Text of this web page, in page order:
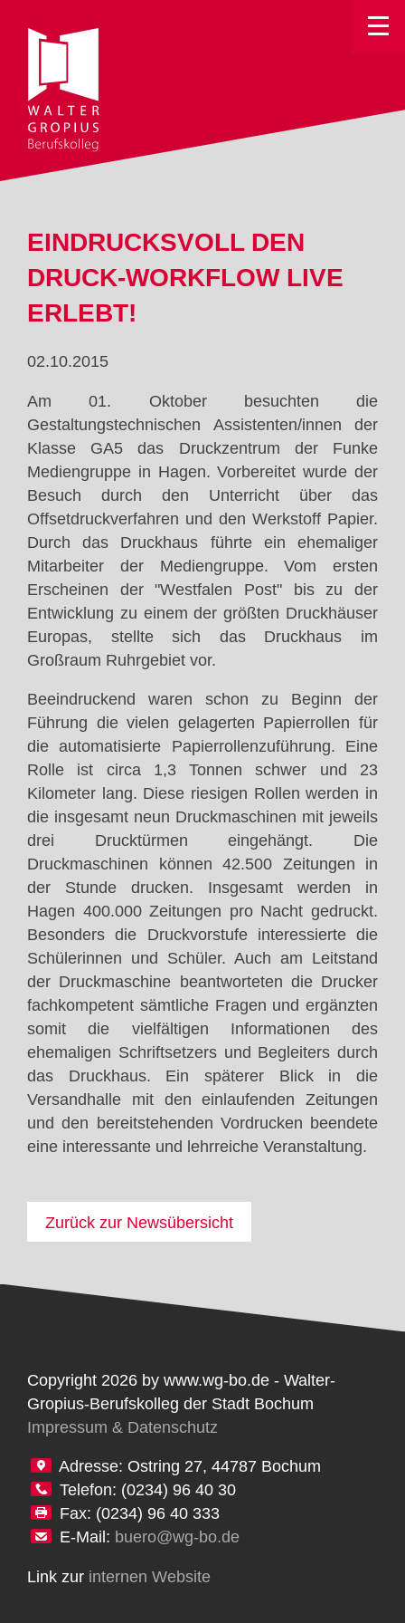
EINDRUCKSVOLL DEN
DRUCK-WORKFLOW LIVE
ERLEBT!
02.10.2015
Am 01. Oktober besuchten die
Gestaltungstechnischen Assistenten/innen der
Klasse GA5 das Druckzentrum der Funke
Mediengruppe in Hagen. Vorbereitet wurde der
Besuch durch den Unterricht über das
Offsetdruckverfahren und den Werkstoff Papier.
Durch das Druckhaus führte ein ehemaliger
Mitarbeiter der Mediengruppe. Vom ersten
Erscheinen der "Westfalen Post" bis zu der
Entwicklung zu einem der größten Druckhäuser
Europas, stellte sich das Druckhaus im
Großraum Ruhrgebiet vor.
Beeindruckend waren schon zu Beginn der
Führung die vielen gelagerten Papierrollen für
die automatisierte Papierrollenzuführung. Eine
Rolle ist circa 1,3 Tonnen schwer und 23
Kilometer lang. Diese riesigen Rollen werden in
die insgesamt neun Druckmaschinen mit jeweils
drei Drucktürmen eingehängt. Die
Druckmaschinen können 42.500 Zeitungen in
der Stunde drucken. Insgesamt werden in
Hagen 400.000 Zeitungen pro Nacht gedruckt.
Besonders die Druckvorstufe interessierte die
Schülerinnen und Schüler. Auch am Leitstand
der Druckmaschine beantworteten die Drucker
fachkompetent sämtliche Fragen und ergänzten
somit die vielfältigen Informationen des
ehemaligen Schriftsetzers und Begleiters durch
das Druckhaus. Ein späterer Blick in die
Versandhalle mit den einlaufenden Zeitungen
und den bereitstehenden Vordrucken beendete
eine interessante und lehrreiche Veranstaltung.
Zurück zur Newsübersicht
Copyright 2026 by www.wg-bo.de - Walter-
Gropius-Berufskolleg der Stadt Bochum
Impressum & Datenschutz
Adresse: Ostring 27, 44787 Bochum
Telefon: (0234) 96 40 30
Fax: (0234) 96 40 333
E-Mail: buero@wg-bo.de
Link zur internen Website